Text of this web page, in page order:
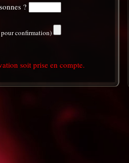
?
pour confirmation)
soit prise en compte.